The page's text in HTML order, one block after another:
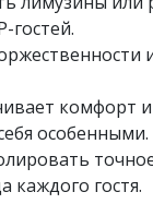
гостей.
комфорт
особенными.
каждого гостя.